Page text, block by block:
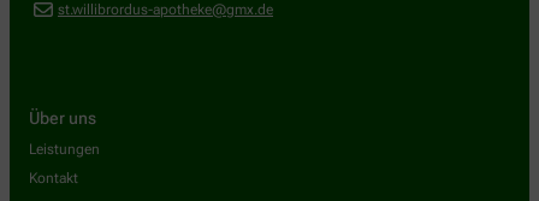
st.willibrordus-apotheke@gmx.de
Über uns
Leistungen
Kontakt